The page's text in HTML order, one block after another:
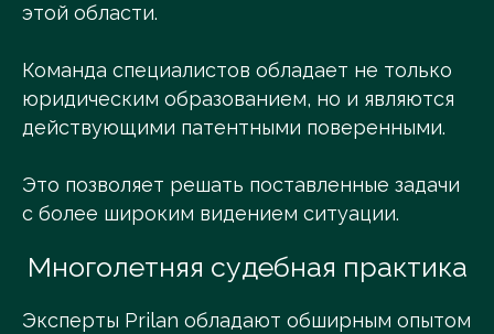
этой области.
Команда специалистов обладает не только
юридическим образованием, но и являются
действующими патентными поверенными.
Это позволяет решать поставленные задачи
с более широким видением ситуации.
Многолетняя судебная практика
Эксперты Prilan обладают обширным опытом